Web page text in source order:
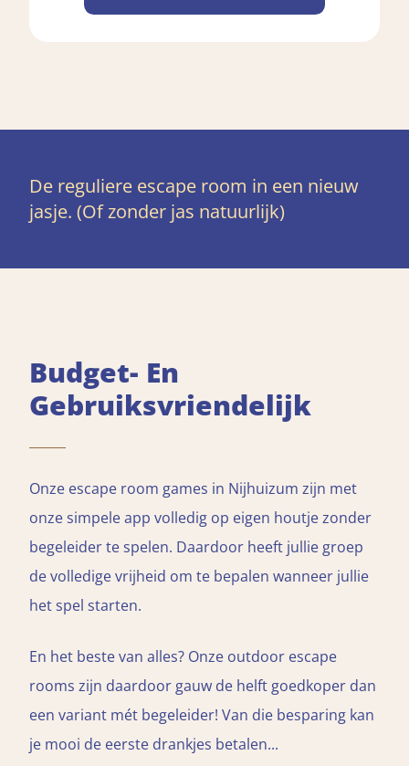
De reguliere escape room in een nieuw
jasje. (Of zonder jas natuurlijk)
Budget- En
Gebruiksvriendelijk
Onze escape room games in Nijhuizum zijn met
onze simpele app volledig op eigen houtje zonder
begeleider te spelen. Daardoor heeft jullie groep
de volledige vrijheid om te bepalen wanneer jullie
het spel starten.
En het beste van alles? Onze outdoor escape
rooms zijn daardoor gauw de helft goedkoper dan
een variant mét begeleider! Van die besparing kan
je mooi de eerste drankjes betalen...